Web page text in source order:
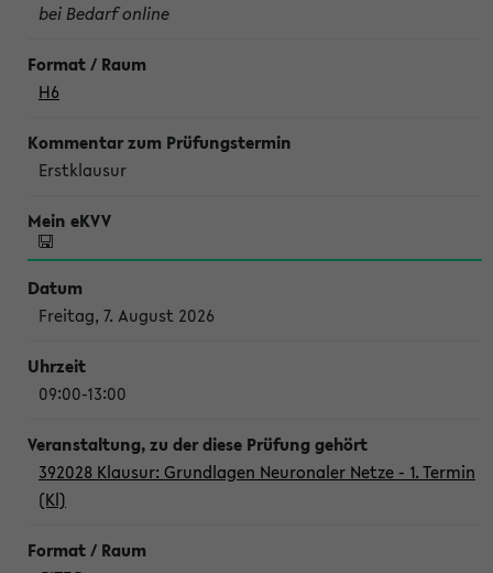
bei Bedarf online
H6
Erstklausur
Freitag, 7. August 2026
09:00-13:00
392028 Klausur: Grundlagen Neuronaler Netze - 1. Termin
(Kl)